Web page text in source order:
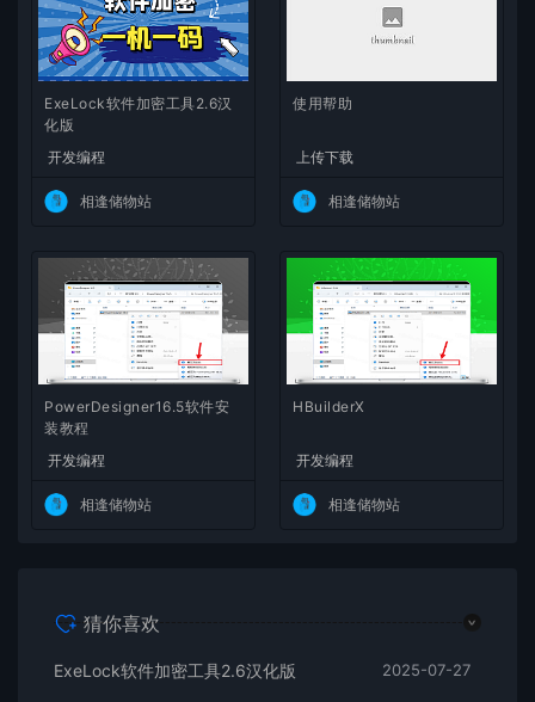
ExeLock软件加密工具2.6汉
化版
开发编程
相逢储物站
使用帮助
上传下载
相逢储物站
PowerDesigner16.5软件安
装教程
开发编程
相逢储物站
HBuilderX
开发编程
相逢储物站
猜你喜欢
ExeLock软件加密工具2.6汉化版 2025-07-27